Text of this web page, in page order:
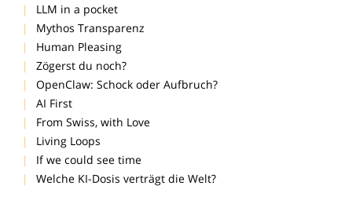
LLM in a pocket
Mythos Transparenz
Human Pleasing
Zögerst du noch?
OpenClaw: Schock oder Aufbruch?
AI First
From Swiss, with Love
Living Loops
If we could see time
Welche KI-Dosis verträgt die Welt?